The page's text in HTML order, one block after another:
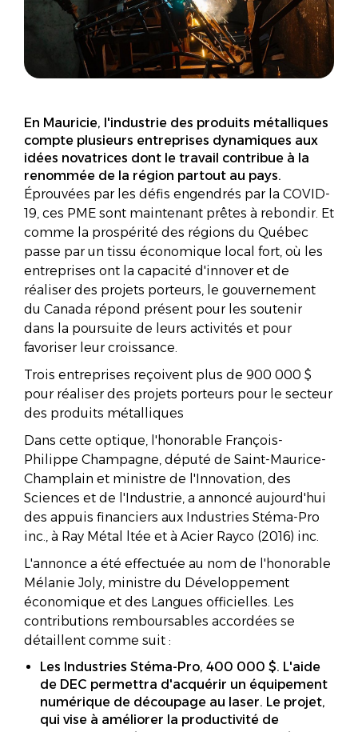
En Mauricie, l'industrie des produits métalliques
compte plusieurs entreprises dynamiques aux
idées novatrices dont le travail contribue à la
renommée de la région partout au pays.
Éprouvées par les défis engendrés par la COVID-
19, ces PME sont maintenant prêtes à rebondir. Et
comme la prospérité des régions du Québec
passe par un tissu économique local fort, où les
entreprises ont la capacité d'innover et de
réaliser des projets porteurs, le gouvernement
du Canada répond présent pour les soutenir
dans la poursuite de leurs activités et pour
favoriser leur croissance.
Trois entreprises reçoivent plus de 900 000 $
pour réaliser des projets porteurs pour le secteur
des produits métalliques
Dans cette optique, l'honorable François-
Philippe Champagne, député de Saint-Maurice-
Champlain et ministre de l'Innovation, des
Sciences et de l'Industrie, a annoncé aujourd'hui
des appuis financiers aux Industries Stéma-Pro
inc., à Ray Métal ltée et à Acier Rayco (2016) inc.
L'annonce a été effectuée au nom de l'honorable
Mélanie Joly, ministre du Développement
économique et des Langues officielles. Les
contributions remboursables accordées se
détaillent comme suit :
Les Industries Stéma-Pro, 400 000 $. L'aide
de DEC permettra d'acquérir un équipement
numérique de découpage au laser. Le projet,
qui vise à améliorer la productivité de